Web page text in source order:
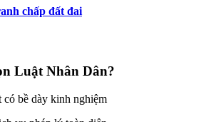
chấp đất đai
Luật Nhân Dân?
có bề dày kinh nghiệm